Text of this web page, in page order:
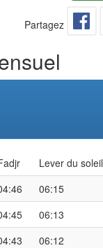
Partagez
Lever du soleil
06:15
06:13
06:12